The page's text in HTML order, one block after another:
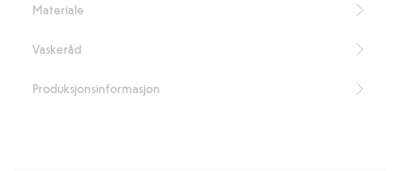
BetterCotton.org/MassBalance.
Materiale
Vaskeråd
Produksjonsinformasjon